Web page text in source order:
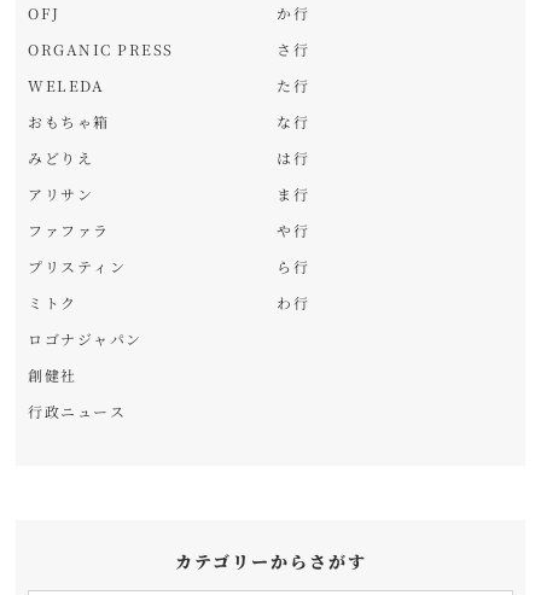
OFJ
ORGANIC PRESS
WELEDA
おもちゃ箱
みどりえ
アリサン
ファファラ
プリスティン
ミトク
ロゴナジャパン
創健社
行政ニュース
か行
さ行
た行
な行
は行
ま行
や行
ら行
わ行
カテゴリーからさがす